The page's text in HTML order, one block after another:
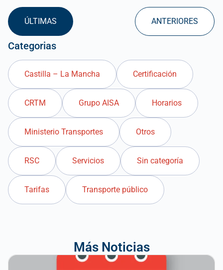
Categorias
Castilla – La Mancha Certificación
CRTM Grupo AISA Horarios
Ministerio Transportes Otros
RSC Servicios Sin categoría
Tarifas Transporte público
ÚLTIMAS ANTERIORES
Más Noticias